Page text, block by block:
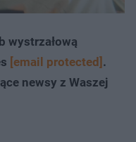
wystrzałową
[email protected] .
newsy z Waszej